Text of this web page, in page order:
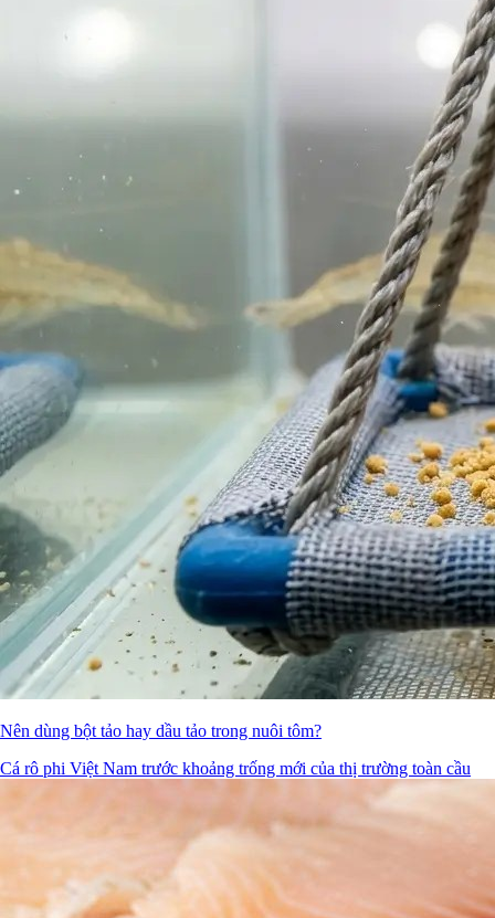
Nên dùng bột tảo hay dầu tảo trong nuôi tôm?
Cá rô phi Việt Nam trước khoảng trống mới của thị trường toàn cầu